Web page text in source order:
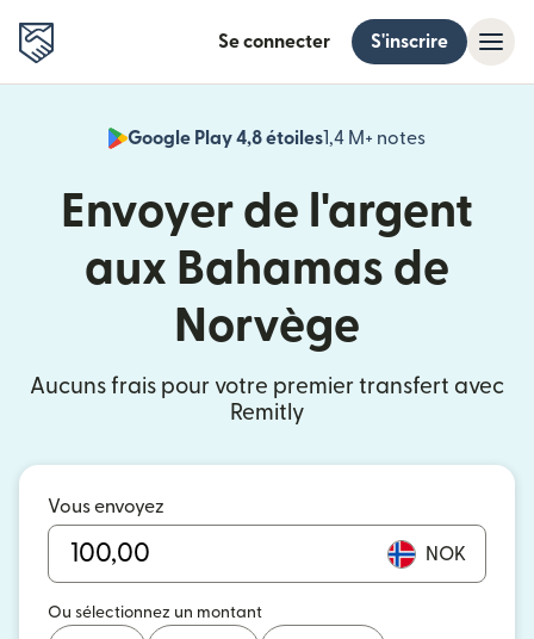
Se connecter S'inscrire
Google Play 4,8 étoiles1,4 M+ notes
Envoyer de l'argent
aux Bahamas de
Norvège
Aucuns frais pour votre premier transfert avec
Remitly
Vous envoyez
NOK
Ou sélectionnez un montant